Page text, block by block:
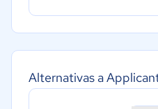
Alternativas a